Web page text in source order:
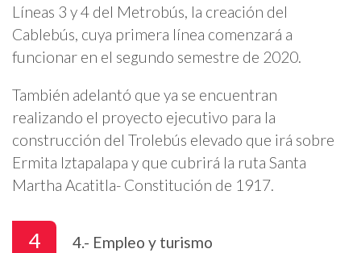
Líneas 3 y 4 del Metrobús, la creación del
Cablebús, cuya primera línea comenzará a
funcionar en el segundo semestre de 2020.
También adelantó que ya se encuentran
realizando el proyecto ejecutivo para la
construcción del Trolebús elevado que irá sobre
Ermita Iztapalapa y que cubrirá la ruta Santa
Martha Acatitla- Constitución de 1917.
4 4.- Empleo y turismo